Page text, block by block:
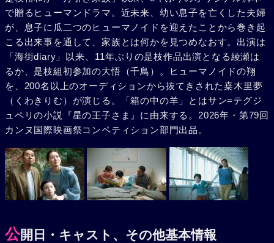
で贈るヒューマンドラマ。近未来、幼い息子を亡くした夫婦
が、息子に瓜二つのヒューマノイドを迎えたことから巻き起
こる出来事を通して、家族とは何かを見つめなおす。出演は
「海街diary」以来、11年ぶりの是枝作品出演となる綾瀬は
るか、是枝組初参加の大悟（千鳥）。ヒューマノイドの翔
を、200名以上のオーディションから抜てきされた桒木里夢
（くわきりむ）が演じる。「箱の中の羊」とはサン=テグジ
ュペリの小説『星の王子さま』に由来する。2026年・第79回
カンヌ国際映画祭コンペティション部門出品。
公開日・キャスト、その他基本情報